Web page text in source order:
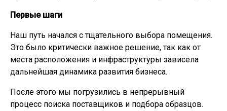
Первые шаги
Наш путь начался с тщательного выбора помещения.
Это было критически важное решение, так как от
места расположения и инфраструктуры зависела
дальнейшая динамика развития бизнеса.
После этого мы погрузились в непрерывный
процесс поиска поставщиков и подбора образцов.